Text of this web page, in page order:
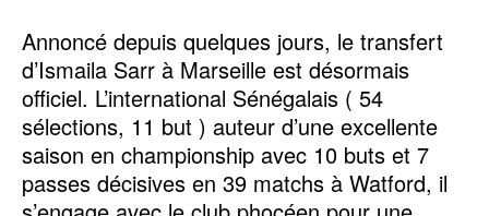
Annoncé depuis quelques jours, le transfert
d’Ismaila Sarr à Marseille est désormais
officiel. L’international Sénégalais ( 54
sélections, 11 but ) auteur d’une excellente
saison en championship avec 10 buts et 7
passes décisives en 39 matchs à Watford, il